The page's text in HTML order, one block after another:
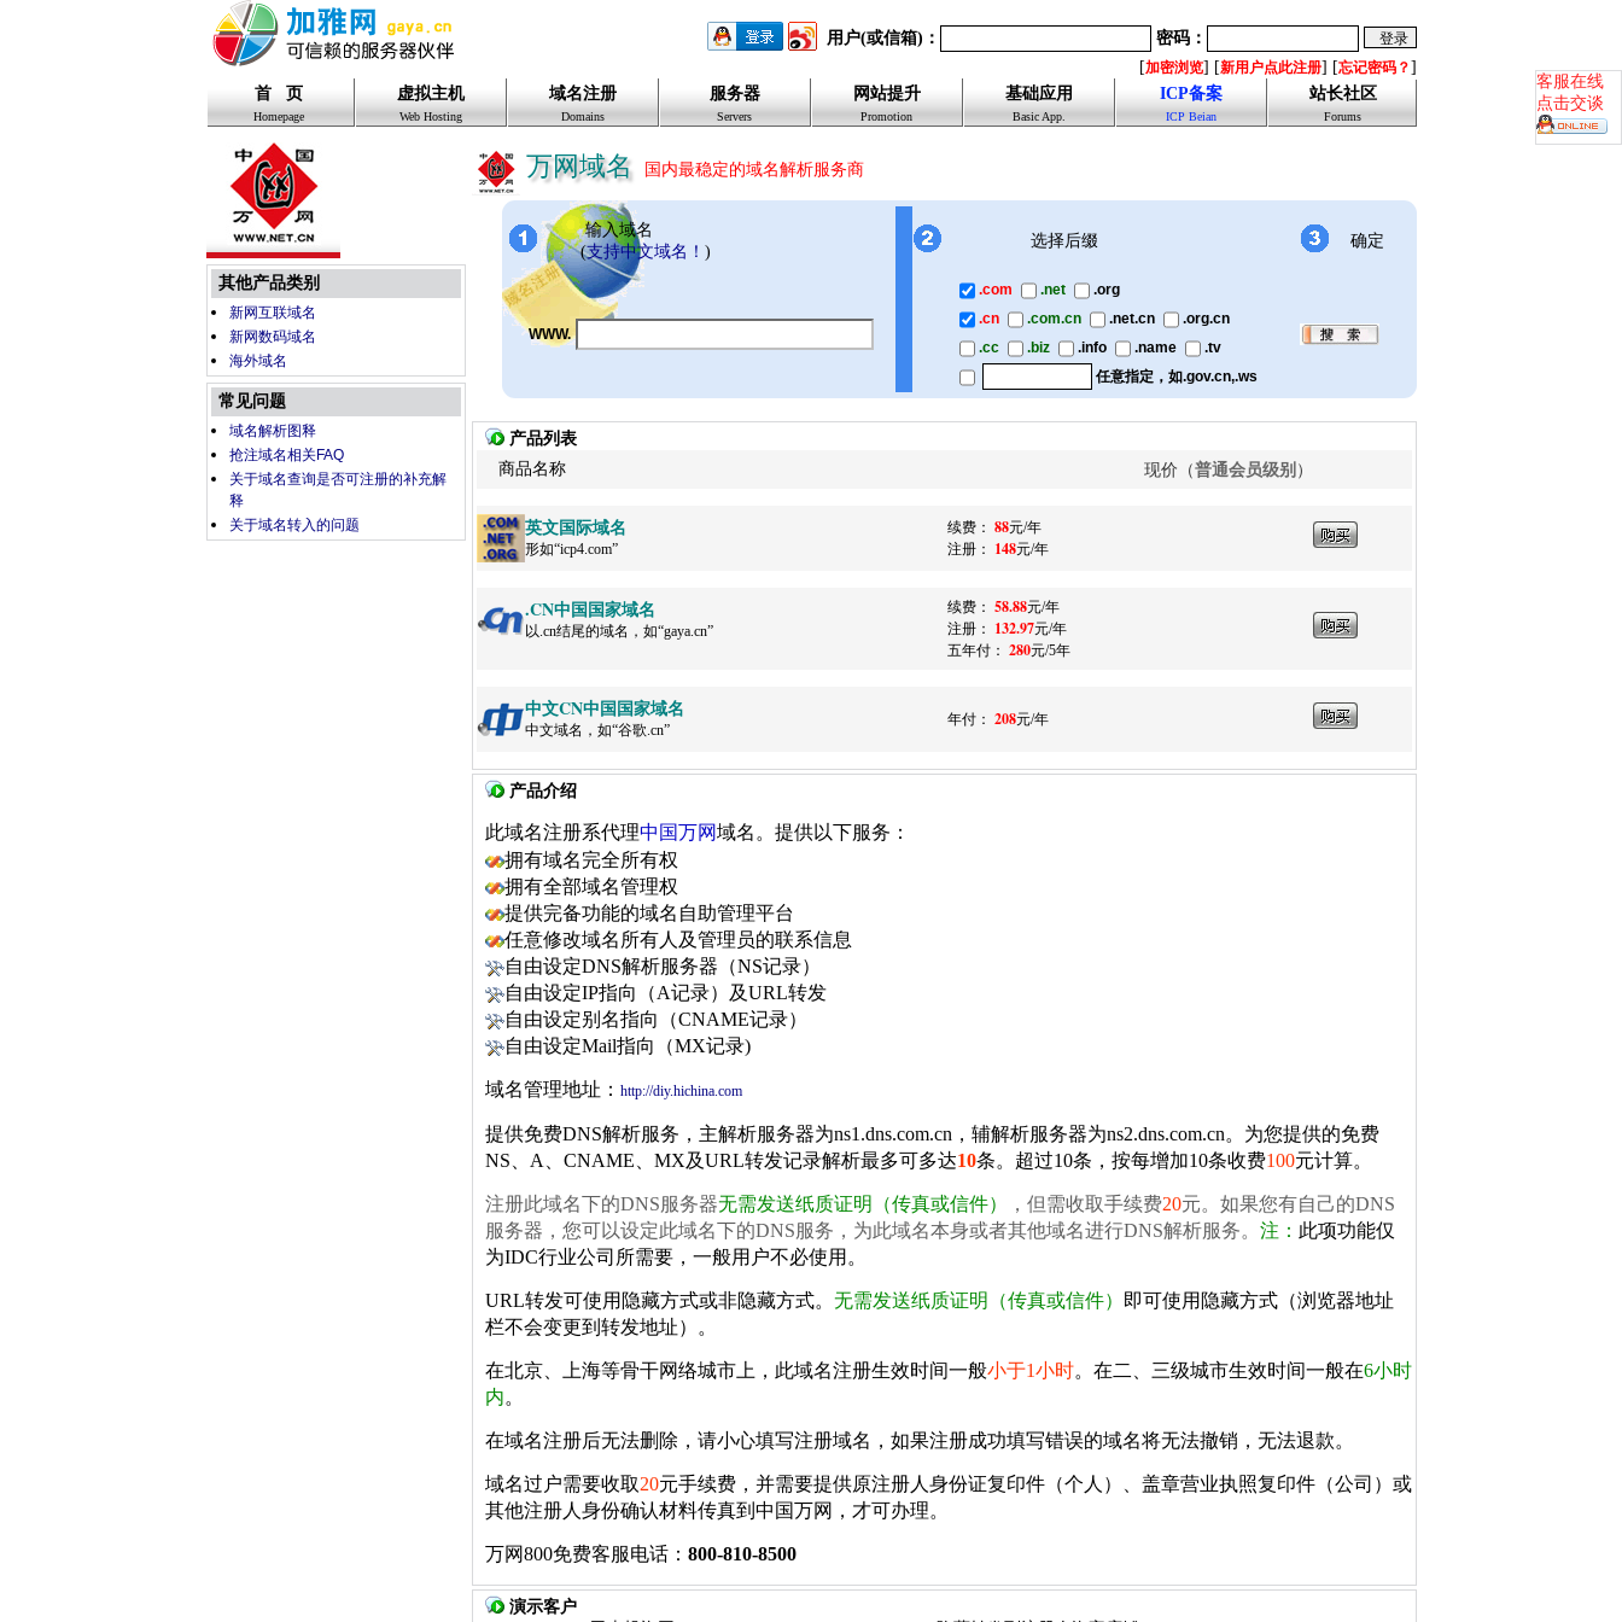
用户(或信箱)：
密码：
[加密浏览] [新用户点此注册] [忘记密码？]
首 页
Homepage
虚拟主机
Web Hosting
域名注册
Domains
服务器
Servers
网站提升
Promotion
基础应用
Basic App.
ICP备案
ICP Beian
站长社区
Forums
其他产品类别
新网互联域名
新网数码域名
海外域名
常见问题
域名解析图释
抢注域名相关FAQ
关于域名查询是否可注册的补充解
释
关于域名转入的问题
万网域名 国内最稳定的域名解析服务商
输入域名
(支持中文域名！ )
选择后缀 确定
WWW.
.com .net
.org
.cn
.com.cn .net.cn
.org.cn
.cc
.biz .info .name
.tv
任意指定，如.gov.cn,.ws
产品列表
商品名称
现价（普通会员级别）
英文国际域名
形如“icp4.com”
续费： 88元/年
注册：
148元/年
.CN中国国家域名
以.cn结尾的域名，如“gaya.cn”
续费： 58.88元/年
注册：
132.97元/年
五年付： 280元/5年
中文CN中国国家域名
中文域名，如“谷歌.cn”
年付： 208元/年
产品介绍
此域名注册系代理中国万网域名。提供以下服务：
拥有域名完全所有权
拥有全部域名管理权
提供完备功能的域名自助管理平台
任意修改域名所有人及管理员的联系信息
自由设定DNS解析服务器（NS记录）
自由设定IP指向（A记录）及URL转发
自由设定别名指向（CNAME记录）
自由设定Mail指向（MX记录)
域名管理地址： http://diy.hichina.com
提供免费DNS解析服务，主解析服务器为ns1.dns.com.cn，辅解析服务器为ns2.dns.com.cn。为您提供的免费
NS、A、CNAME、MX及URL转发记录解析最多可多达10条。超过10条，按每增加10条收费100元计算。
注册此域名下的DNS服务器无需发送纸质证明（传真或信件） ，但需收取手续费20元。如果您有自己的DNS
服务器，您可以设定此域名下的DNS服务，为此域名本身或者其他域名进行DNS解析服务。 注： 此项功能仅
为IDC行业公司所需要，一般用户不必使用。
URL转发可使用隐藏方式或非隐藏方式。 无需发送纸质证明（传真或信件）
即可使用隐藏方式（浏览器地址
栏不会变更到转发地址）
。
在北京、上海等骨干网络城市上，此域名注册生效时间一般小于1小时。 在二、三级城市生效时间一般在6小时
内。
在域名注册后无法删除，请小心填写注册域名，如果注册成功填写错误的域名将无法撤销，无法退款。
域名过户需要收取20元手续费，并需要提供原注册人身份证复印件（个人）、盖章营业执照复印件（公司）或
其他注册人身份确认材料传真到中国万网，才可办理。
万网800免费客服电话： 800-810-8500
演示客户
客服在线
点击交谈